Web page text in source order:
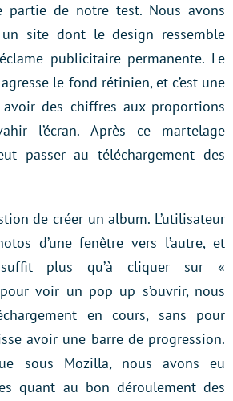
partie de notre test. Nous avons
site dont le design ressemble
publicitaire permanente. Le
le fond rétinien, et c’est une
des chiffres aux proportions
l’écran. Après ce martelage
passer au téléchargement des
de créer un album. L’utilisateur
d’une fenêtre vers l’autre, et
plus qu’à cliquer sur «
voir un pop up s’ouvrir, nous
en cours, sans pour
avoir une barre de progression.
sous Mozilla, nous avons eu
quant au bon déroulement des